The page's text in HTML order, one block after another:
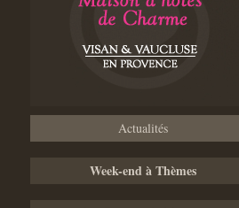
Actualités
Week-end à Thèmes